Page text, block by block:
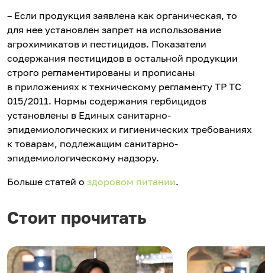
– Если продукция заявлена как органическая, то
для нее установлен запрет на использование
агрохимикатов и пестицидов. Показатели
содержания пестицидов в остальной продукции
строго регламентированы и прописаны
в приложениях к техническому регламенту ТР ТС
015/2011. Нормы содержания гербицидов
установлены в Единых санитарно-
эпидемиологических и гигиенических требованиях
к товарам, подлежащим санитарно-
эпидемиологическому надзору.
Больше статей о здоровом питании.
Стоит прочитать